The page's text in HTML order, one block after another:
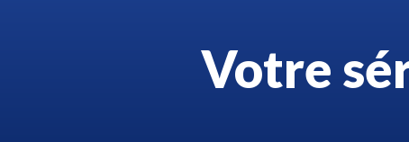
Votre